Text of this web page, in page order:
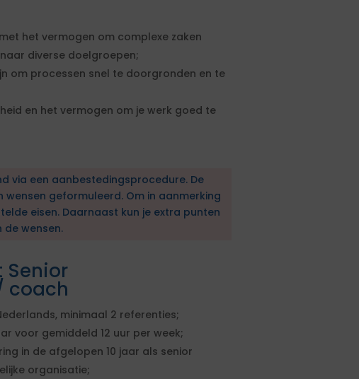
het vermogen om complexe zaken
diverse doelgroepen;
om processen snel te doorgronden en te
en het vermogen om je werk goed te
via een aanbestedingsprocedure. De
geformuleerd. Om in aanmerking
eisen. Daarnaast kun je extra punten
wensen.
Senior
coach
minimaal 2 referenties;
voor gemiddeld 12 uur per week;
in de afgelopen 10 jaar als senior
organisatie;